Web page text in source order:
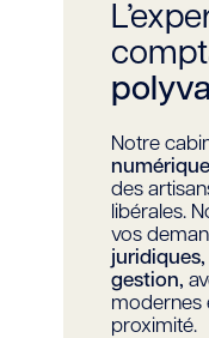
Notre
numérique
des
libérales.
vos
gestion,
modernes
proximité.